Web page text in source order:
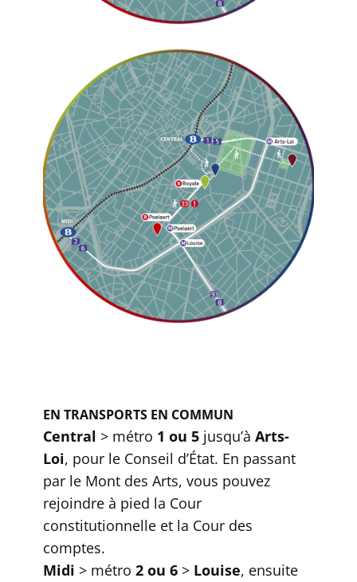
EN TRANSPORTS EN COMMUN
Central > métro 1 ou 5 jusqu’à Arts-
Loi, pour le Conseil d’État. En passant
par le Mont des Arts, vous pouvez
rejoindre à pied la Cour
constitutionnelle et la Cour des
comptes.
Midi > métro 2 ou 6 > Louise, ensuite